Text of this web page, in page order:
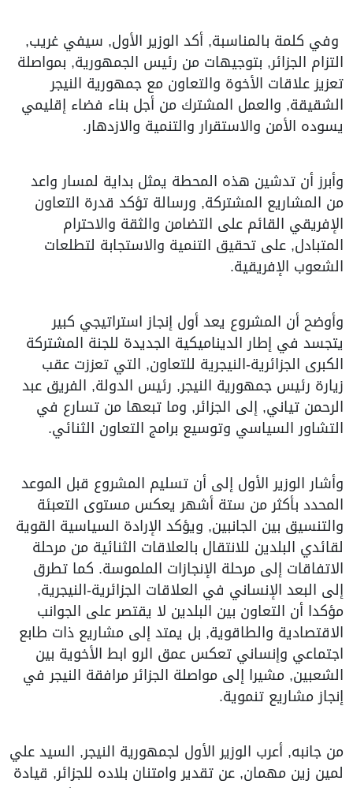
وفي كلمة بالمناسبة, أكد الوزير الأول, سيفي غريب,
التزام الجزائر, بتوجيهات من رئيس الجمهورية, بمواصلة
تعزيز علاقات الأخوة والتعاون مع جمهورية النيجر
الشقيقة, والعمل المشترك من أجل بناء فضاء إقليمي
يسوده الأمن والاستقرار والتنمية والازدهار.
وأبرز أن تدشين هذه المحطة يمثل بداية لمسار واعد
من المشاريع المشتركة, ورسالة تؤكد قدرة التعاون
الإفريقي القائم على التضامن والثقة والاحترام
المتبادل, على تحقيق التنمية والاستجابة لتطلعات
الشعوب الإفريقية.
وأوضح أن المشروع يعد أول إنجاز استراتيجي كبير
يتجسد في إطار الديناميكية الجديدة للجنة المشتركة
الكبرى الجزائرية-النيجرية للتعاون, التي تعززت عقب
زيارة رئيس جمهورية النيجر, رئيس الدولة, الفريق عبد
الرحمن تياني, إلى الجزائر, وما تبعها من تسارع في
التشاور السياسي وتوسيع برامج التعاون الثنائي.
وأشار الوزير الأول إلى أن تسليم المشروع قبل الموعد
المحدد بأكثر من ستة أشهر يعكس مستوى التعبئة
والتنسيق بين الجانبين, ويؤكد الإرادة السياسية القوية
لقائدي البلدين للانتقال بالعلاقات الثنائية من مرحلة
الاتفاقات إلى مرحلة الإنجازات الملموسة. كما تطرق
إلى البعد الإنساني في العلاقات الجزائرية-النيجرية,
مؤكدا أن التعاون بين البلدين لا يقتصر على الجوانب
الاقتصادية والطاقوية, بل يمتد إلى مشاريع ذات طابع
اجتماعي وإنساني تعكس عمق الرو ابط الأخوية بين
الشعبين, مشيرا إلى مواصلة الجزائر مرافقة النيجر في
إنجاز مشاريع تنموية.
من جانبه, أعرب الوزير الأول لجمهورية النيجر, السيد علي
لمين زين مهمان, عن تقدير وامتنان بلاده للجزائر, قيادة